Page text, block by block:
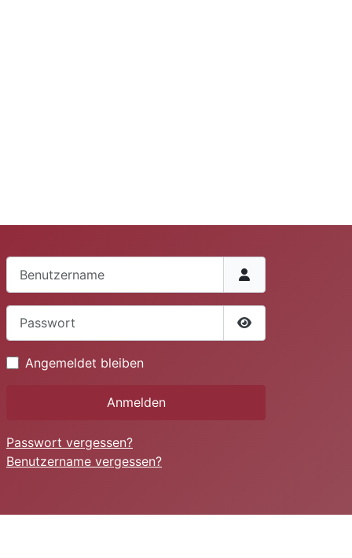
Passwort
Passwort
Angemeldet bleiben
Anmelden
Passwort vergessen?
Benutzername vergessen?